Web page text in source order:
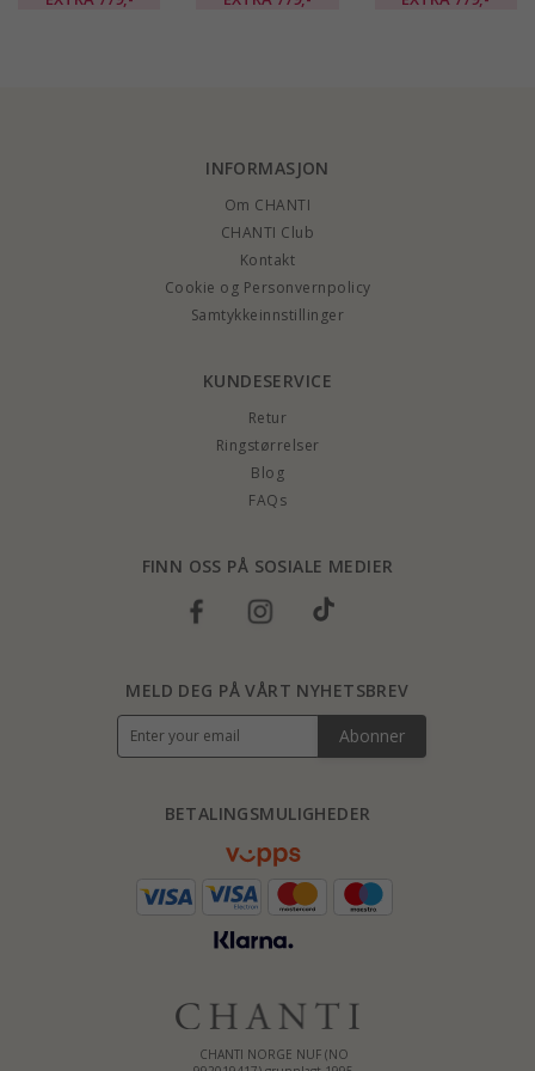
INFORMASJON
Om CHANTI
CHANTI Club
Kontakt
Cookie og Personvernpolicy
Samtykkeinnstillinger
KUNDESERVICE
Retur
Ringstørrelser
Blog
FAQs
FINN OSS PÅ SOSIALE MEDIER
CHANTI NORGE NUF (NO
BETALINGSMULIGHEDER
MELD DEG PÅ VÅRT NYHETSBREV
Abonner